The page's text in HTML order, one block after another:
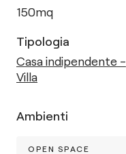
150mq
Tipologia
Casa indipendente -
Villa
Ambienti
OPEN SPACE